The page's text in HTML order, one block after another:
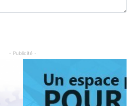
- Publicité -